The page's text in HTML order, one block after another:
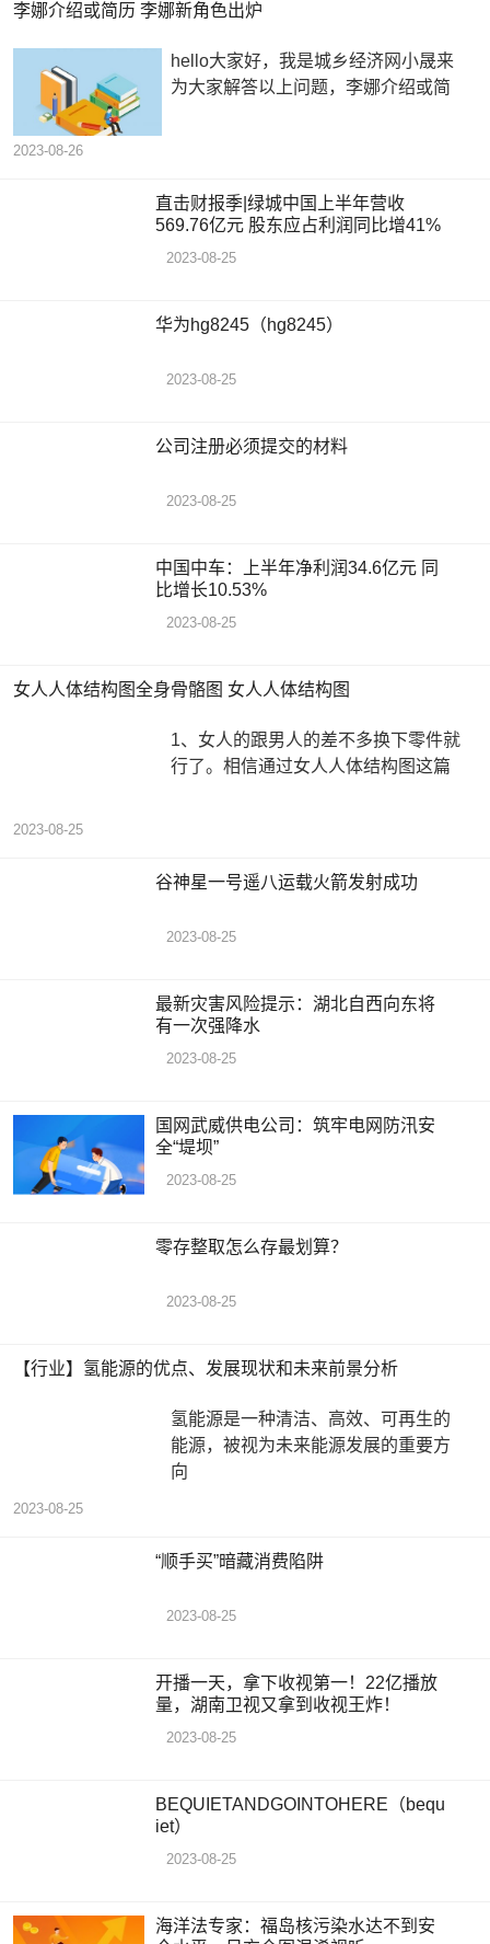
李娜介绍或简历 李娜新角色出炉
hello大家好，我是城乡经济网小晟来
为大家解答以上问题，李娜介绍或简
2023-08-26
直击财报季|绿城中国上半年营收
569.76亿元 股东应占利润同比增41%
2023-08-25
华为hg8245（hg8245）
2023-08-25
公司注册必须提交的材料
2023-08-25
中国中车：上半年净利润34.6亿元 同
比增长10.53%
2023-08-25
女人人体结构图全身骨骼图 女人人体结构图
1、女人的跟男人的差不多换下零件就
行了。相信通过女人人体结构图这篇
2023-08-25
谷神星一号遥八运载火箭发射成功
2023-08-25
最新灾害风险提示：湖北自西向东将
有一次强降水
2023-08-25
国网武威供电公司：筑牢电网防汛安
全“堤坝”
2023-08-25
零存整取怎么存最划算？
2023-08-25
【行业】氢能源的优点、发展现状和未来前景分析
氢能源是一种清洁、高效、可再生的
能源，被视为未来能源发展的重要方
向
2023-08-25
“顺手买”暗藏消费陷阱
2023-08-25
开播一天，拿下收视第一！22亿播放
量，湖南卫视又拿到收视王炸！
2023-08-25
BEQUIETANDGOINTOHERE（bequ
iet）
2023-08-25
海洋法专家：福岛核污染水达不到安